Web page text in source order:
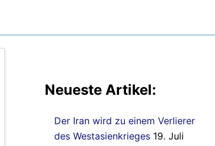
Neueste Artikel:
Der Iran wird zu einem Verlierer
des Westasienkrieges 19. Juli